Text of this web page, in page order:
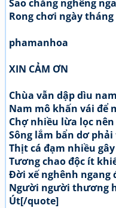
Sao chẳng nghêng
Rong chơi ngày
phamanhoa
XIN CẢM ƠN
Chùa vẫn dập dìu
Nam mô khấn vái để
Chợ nhiều lừa lọc
Sông lắm bẩn dơ
Thịt cá đạm nhiều
Tương chao độc ít
Đời xế nghênh ngang
Người người thương
Út[/quote]